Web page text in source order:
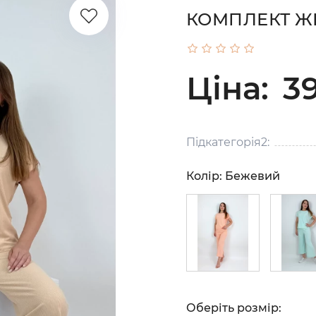
КОМПЛЕКТ
Ціна:
Підкатегорія2:
Колір: Бежевий
Оберіть розмір: